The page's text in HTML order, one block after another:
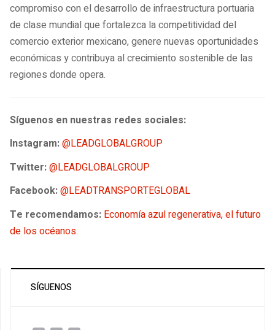
compromiso con el desarrollo de infraestructura portuaria
de clase mundial que fortalezca la competitividad del
comercio exterior mexicano, genere nuevas oportunidades
económicas y contribuya al crecimiento sostenible de las
regiones donde opera.
Síguenos en nuestras redes sociales:
Instagram:@LEADGLOBALGROUP
Twitter:@LEADGLOBALGROUP
Facebook:@LEADTRANSPORTEGLOBAL
Te recomendamos: Economía azul regenerativa, el futuro
de los océanos.
SÍGUENOS